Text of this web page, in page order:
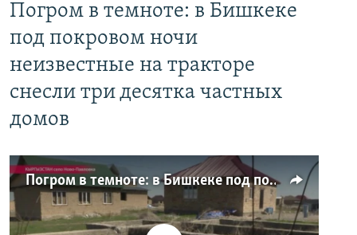
Погром в темноте: в Бишкеке
под покровом ночи
неизвестные на тракторе
снесли три десятка частных
домов
Погром в темноте: в Бишкеке под покровом ночи неизвестные на тракторе снесли три десятка частных домов